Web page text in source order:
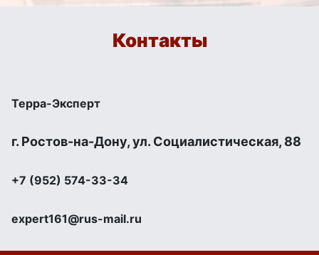
Контакты
Терра-Эксперт
г. Ростов-на-Дону, ул. Социалистическая, 88
+7 (952) 574-33-34
expert161@rus-mail.ru